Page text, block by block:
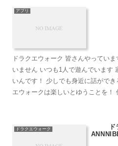
アプリ
ドラクエウォーク 皆さんやってい
いません いつも1人で遊んでいます
いんです！ 少しでも身近に話がで
エウォークは楽しいとゆうことを！
ドラクエウォーク